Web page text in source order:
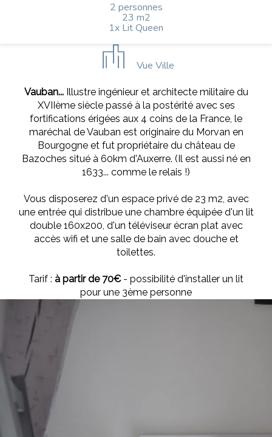
2 personnes
23 m2
1x Lit Queen
Vue Ville
Vauban...Illustre ingénieur et architecte militaire du
XVIIème siècle passé à la postérité avec ses
fortifications érigées aux 4 coins de la France, le
maréchal de Vauban est originaire du Morvan en
Bourgogne et fut propriétaire du château de
Bazoches situé à 60km d'Auxerre. (Il est aussi né en
1633... comme le relais !)
Vous disposerez d'un espace privé de 23 m2, avec
une entrée qui distribue une chambre équipée d'un lit
double 160x200, d'un téléviseur écran plat avec
accès wifi et une salle de bain avec douche et
toilettes.
Tarif : à partir de 70€- possibilité d'installer un lit
pour une 3ème personne